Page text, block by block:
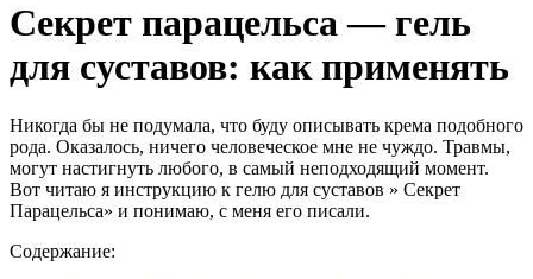
Секрет парацельса — гель
для суставов: как применять
Никогда бы не подумала, что буду описывать крема подобного
рода. Оказалось, ничего человеческое мне не чуждо. Травмы,
могут настигнуть любого, в самый неподходящий момент.
Вот читаю я инструкцию к гелю для суставов » Секрет
Парацельса» и понимаю, с меня его писали.
Содержание: